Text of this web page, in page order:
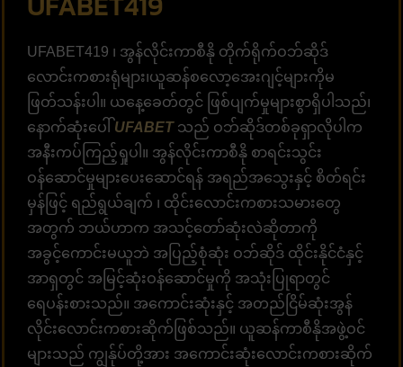
UFABET419 ၊ အွန်လိုင်းကာစီနို တိုက်ရိုက်ဝဘ်ဆိုဒ်
လောင်းကစားရုံများ၊ယူဆန်စလော့အေးဂျင့်များကိုမ
ဖြတ်သန်းပါ။ ယနေ့ခေတ်တွင် ဖြစ်ပျက်မှုများစွာရှိပါသည်၊
နောက်ဆုံးပေါ် UFABETသည် ဝဘ်ဆိုဒ်တစ်ခုရှာလိုပါက
အနီးကပ်ကြည့်ရှုပါ။ အွန်လိုင်းကာစီနို စာရင်းသွင်း
ဝန်ဆောင်မှုများပေးဆောင်ရန် အရည်အသွေးနှင့် စိတ်ရင်း
မှန်ဖြင့် ရည်ရွယ်ချက် ၊ ထိုင်းလောင်းကစားသမားတွေ
အတွက် ဘယ်ဟာက အသင့်တော်ဆုံးလဲဆိုတာကို
အခွင့်ကောင်းမယူဘဲ အပြည့်စုံဆုံး ဝဘ်ဆိုဒ် ထိုင်းနိုင်ငံနှင့်
အာရှတွင် အမြင့်ဆုံးဝန်ဆောင်မှုကို အသုံးပြုရာတွင်
ရေပန်းစားသည်။ အကောင်းဆုံးနှင့် အတည်ငြိမ်ဆုံးအွန်
လိုင်းလောင်းကစားဆိုက်ဖြစ်သည်။ ယူဆန်ကာစီနိုအဖွဲ့ဝင်
များသည် ကျွန်ုပ်တို့အား အကောင်းဆုံးလောင်းကစားဆိုက်